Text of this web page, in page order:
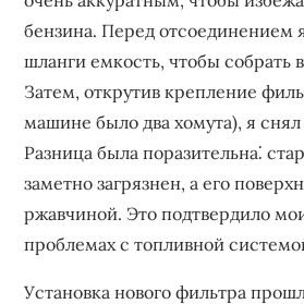
бензина. Перед отсоединением
шланги емкость, чтобы собрать
Затем, открутив крепление
машине было два хомута), я
Разница была поразительна⁚
заметно загрязнен, а его
ржавчиной. Это подтвердило
проблемах с топливной
Установка нового фильтра